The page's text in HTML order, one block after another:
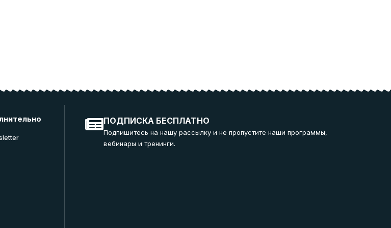
ПОДПИСКА БЕСПЛАТНО
Подпишитесь на нашу рассылку и не пропустите наши программы,
вебинары и тренинги.